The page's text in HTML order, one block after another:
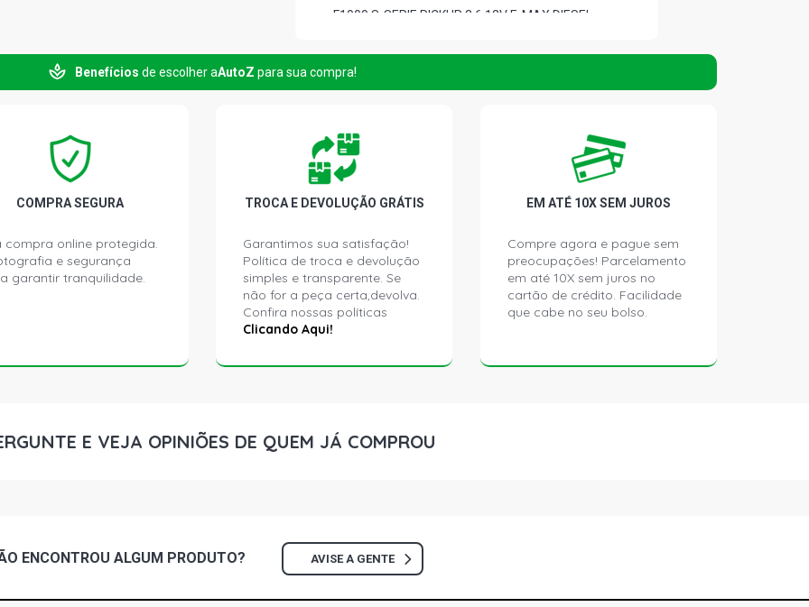
F1000 S-SERIE PICKUP 3.6 12V E-MAX DIESEL
F1000 S-SERIE SUPERCAB PICKUP 3.6 12V E-MAX
DIESEL (1987 - 1996)
F1000 SUPER PICKUP 3.6 12V E-MAX DIESEL
(1985 - 1996)
F1000 SUPERCAB PICKUP 3.6 12V E-MAX DIESEL
(1987 - 1995)
F1000 STD PICKUP 3.9 8V MWM D229/4 DIESEL
(1985 - 1997)
F1000 SUPER PICKUP 3.9 8V MWM D229/4 DIESEL
F1000 STD PICKUP 3.9 8V MWM DIESEL (1979 -
Benefícios de escolher aAutoZ para sua compra!
COMPRA SEGURA
compra online protegida.
e segurança
garantir tranquilidade.
TROCA E DEVOLUÇÃO GRÁTIS
Garantimos sua satisfação!
Política de troca e devolução
simples e transparente. Se
não for a peça certa,devolva.
Confira nossas políticas
Clicando Aqui!
EM ATÉ 10X SEM JUROS
Compre agora e pague sem
preocupações! Parcelamento
em até 10X sem juros no
cartão de crédito. Facilidade
que cabe no seu bolso.
E VEJA OPINIÕES DE QUEM JÁ COMPROU
ENCONTROU ALGUM PRODUTO? AVISE A GENTE